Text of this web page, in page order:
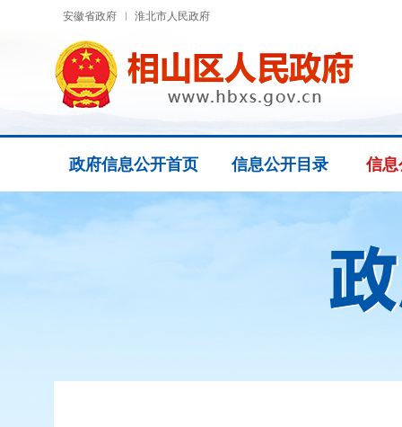
安徽省政府 淮北市人民政府
政府信息公开首页 信息公开目录 信息